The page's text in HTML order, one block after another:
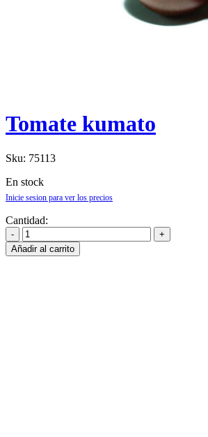
Tomate kumato
Sku: 75113
En stock
Inicie sesion para ver los precios
Cantidad:
Añadir al carrito